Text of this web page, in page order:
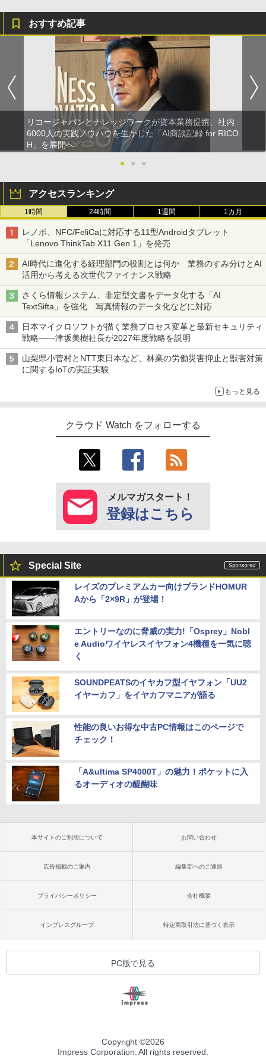
おすすめ記事
リコージャパンとナレッジワークが資本業務提携、社内
6000人の実践ノウハウを生かした「AI商談記録 for RICO
H」を展開へ
●
● ●
アクセスランキング
1時間 24時間 1週間 1カ月
レノボ、NFC/FeliCaに対応する11型Androidタブレット
「Lenovo ThinkTab X11 Gen 1」を発売
AI時代に進化する経理部門の役割とは何か 業務のすみ分けとAI
活用から考える次世代ファイナンス戦略
さくら情報システム、非定型文書をデータ化する「AI
TextSifta」を強化 写真情報のデータ化などに対応
日本マイクロソフトが描く業務プロセス変革と最新セキュリティ
戦略――津坂美樹社長が2027年度戦略を説明
山梨県小菅村とNTT東日本など、林業の労働災害抑止と獣害対策
に関するIoTの実証実験
もっと見る
クラウド Watch をフォローする
メルマガスタート！
登録はこちら
Special Site
レイズのプレミアムカー向けブランドHOMUR
Aから「2×9R」が登場！
エントリーなのに脅威の実力!「Osprey」Nobl
e Audioワイヤレスイヤフォン4機種を一気に聴
く
SOUNDPEATSのイヤカフ型イヤフォン「UU2
イヤーカフ」をイヤカフマニアが語る
性能の良いお得な中古PC情報はこのページで
チェック！
「A&ultima SP4000T」の魅力！ポケットに入
るオーディオの醍醐味
本サイトのご利用について お問い合わせ
広告掲載のご案内 編集部へのご連絡
プライバシーポリシー 会社概要
インプレスグループ 特定商取引法に基づく表示
PC版で見る
Copyright ©2026
Impress Corporation. All rights reserved.